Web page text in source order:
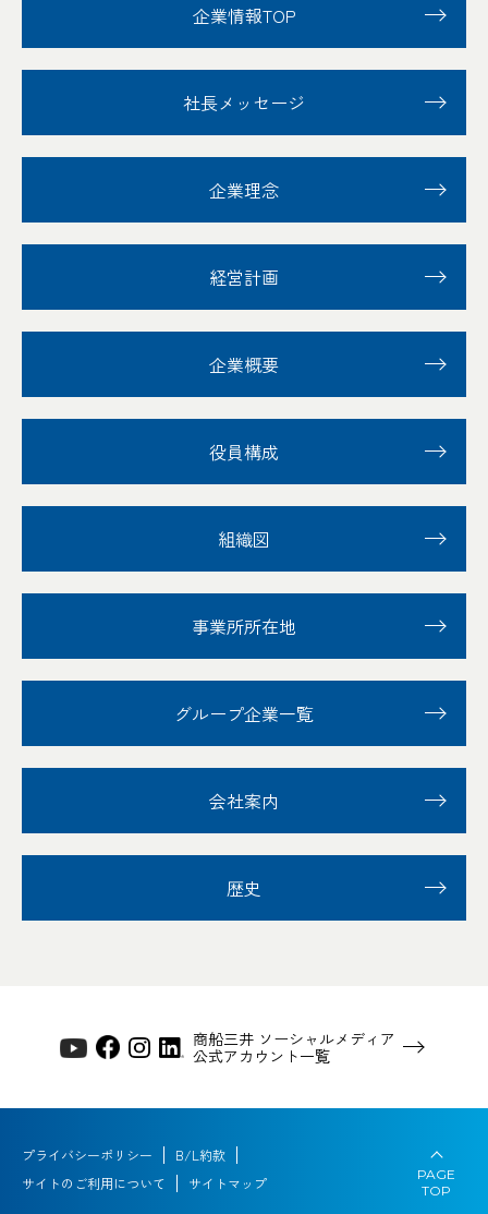
企業情報TOP
社長メッセージ
企業理念
経営計画
企業概要
役員構成
組織図
事業所所在地
グループ企業一覧
会社案内
歴史
商船三井 ソーシャルメディア
公式アカウント一覧
プライバシーポリシー
B/L約款
サイトのご利用について
サイトマップ
PAGE
TOP